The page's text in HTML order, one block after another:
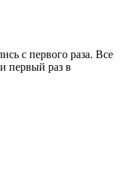
с первого раза. Все
первый раз в